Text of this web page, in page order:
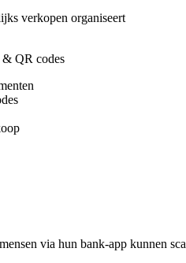
verkopen organiseert
& QR codes
via hun bank-app kunnen